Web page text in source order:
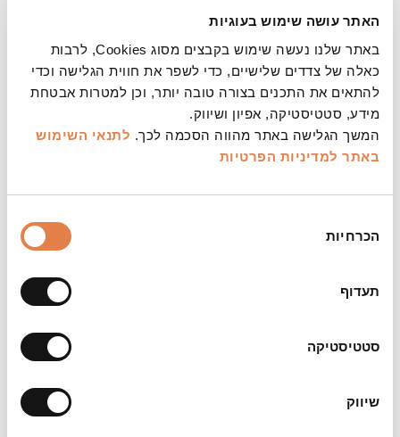
האתר עושה שימוש בעוגיות
באתר שלנו נעשה שימוש בקבצים מסוג Cookies, לרבות
כאלה של צדדים שלישיים, כדי לשפר את חווית הגלישה וכדי
להתאים את התכנים בצורה טובה יותר, וכן למטרות אבטחת
מידע, סטטיסטיקה, אפיון ושיווק.
המשך הגלישה באתר מהווה הסכמה לכך. לתנאי השימוש
באתר למדיניות הפרטיות
הסכמה
הכרחיות
תעדוף
סטטיסטיקה
שיווק
מספר המקומות מוגבל | הקדימו להזמין כרטיסים |
מינויים מוזלים – ניתן להחליף כרטיסים מהמינוי
בתוספת תשלום סמלי | כדי שכולם יוכלו לבוא וליהנות
איתנו, מופעי הפסטיבל נגישים גם לצופים שהם אנשים
עם מוגבלות. לנוחותכם חניות נגישות, מושבים
ומקומות נגישים, מערכת עזר לשמיעה ושירותים
נגישים. לשאלות ולבקשות מיוחדות בנוגע לנגישות,
theatre.co.il
או בפקס: 02-5662153 . כמו כן, ניתן
והפנייה תועבר אל עידו.